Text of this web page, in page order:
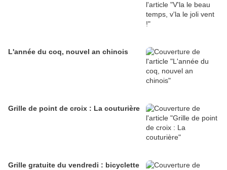
L'année du coq, nouvel an chinois
Grille de point de croix : La couturière
Grille gratuite du vendredi : bicyclette